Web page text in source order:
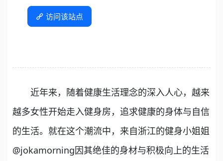
访问该站点
近年来，随着健康生活理念的深入人心，越来
越多女性开始走入健身房，追求健康的身体与自信
的生活。就在这个潮流中，来自浙江的健身小姐姐
@jokamorning因其绝佳的身材与积极向上的生活